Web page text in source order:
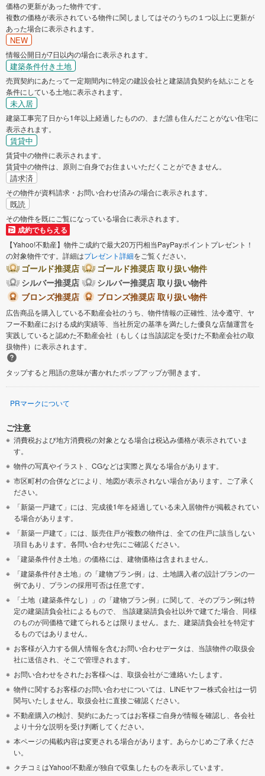
価格の更新があった物件です。
複数の価格が表示されている物件に関しましてはそのうちの１つ以上に更新が
あった場合に表示されます。
NEW
情報公開日が7日以内の場合に表示されます。
建築条件付き土地
売買契約にあたって一定期間内に特定の建設会社と建築請負契約を結ぶことを
条件にしている土地に表示されます。
未入居
建築工事完了日から1年以上経過したものの、まだ誰も住んだことがない住宅に
表示されます。
賃貸中
賃貸中の物件に表示されます。
賃貸中の物件は、原則ご自身でお住まいいただくことができません。
請求済
その物件が資料請求・お問い合わせ済みの場合に表示されます。
既読
その物件を既にご覧になっている場合に表示されます。
成約でもらえる
【Yahoo!不動産】物件ご成約で最大20万円相当PayPayポイントプレゼント！
の対象物件です。詳細はプレゼント詳細をご覧ください。
ゴールド推奨店
ゴールド推奨店 取り扱い物件
シルバー推奨店
シルバー推奨店 取り扱い物件
ブロンズ推奨店
ブロンズ推奨店 取り扱い物件
広告商品を購入している不動産会社のうち、物件情報の正確性、法令遵守、ヤ
フー不動産における成約実績等、当社所定の基準を満たした優良な店舗運営を
実践していると認めた不動産会社（もしくは当該認定を受けた不動産会社の取
扱物件）に表示されます。
タップすると用語の意味が書かれたポップアップが開きます。
PRマークについて
ご注意
消費税および地方消費税の対象となる場合は税込み価格が表示されていま
す。
物件の写真やイラスト、CGなどは実際と異なる場合があります。
市区町村の合併などにより、地図が表示されない場合があります。ご了承く
ださい。
「新築一戸建て」には、完成後1年を経過している未入居物件が掲載されてい
る場合があります。
「新築一戸建て」には、販売住戸が複数の物件は、全ての住戸に該当しない
項目もあります。各問い合わせ先にご確認ください。
「建築条件付き土地」の価格には、建物価格は含まれません。
「建築条件付き土地」の「建物プラン例」は、土地購入者の設計プランの一
例であり、プランの採用可否は任意です。
「土地（建築条件なし）」の「建物プラン例」に関して、そのプラン例は特
定の建築請負会社によるもので、 当該建築請負会社以外で建てた場合、同様
のものが同価格で建てられるとは限りません。また、建築請負会社を特定す
るものではありません。
お客様が入力する個人情報を含むお問い合わせデータは、当該物件の取扱会
社に送信され、そこで管理されます。
お問い合わせをされたお客様へは、取扱会社がご連絡いたします。
物件に関するお客様のお問い合わせについては、LINEヤフー株式会社は一切
関与いたしません。取扱会社に直接ご確認ください。
不動産購入の検討、契約にあたってはお客様ご自身が情報を確認し、各会社
より十分な説明を受け判断してください。
本ページの掲載内容は変更される場合があります。あらかじめご了承くださ
い。
クチコミはYahoo!不動産が独自で収集したものを表示しています。